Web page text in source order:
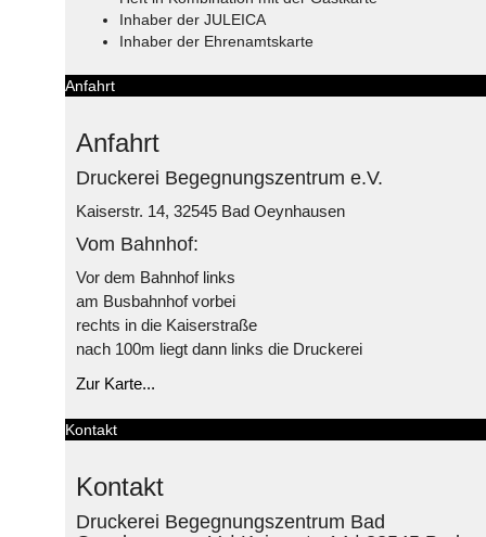
Inhaber der JULEICA
Inhaber der Ehrenamtskarte
Anfahrt
Anfahrt
Druckerei Begegnungszentrum e.V.
Kaiserstr. 14, 32545 Bad Oeynhausen
Vom Bahnhof:
Vor dem Bahnhof links
am Busbahnhof vorbei
rechts in die Kaiserstraße
nach 100m liegt dann links die Druckerei
Zur Karte...
Kontakt
Kontakt
Druckerei Begegnungszentrum Bad